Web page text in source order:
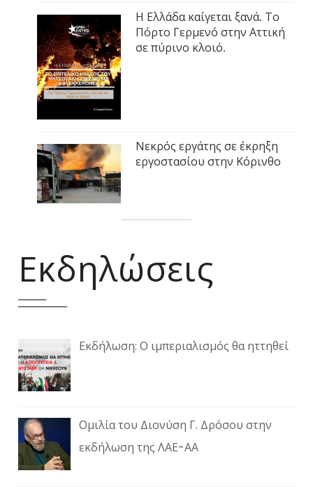
Η Ελλάδα καίγεται ξανά. Το
Πόρτο Γερμενό στην Αττική
σε πύρινο κλοιό.
Νεκρός εργάτης σε έκρηξη
εργοστασίου στην Κόρινθο
Εκδηλώσεις
Εκδήλωση: Ο ιμπεριαλισμός θα ηττηθεί
Ομιλία του Διονύση Γ. Δρόσου στην
εκδήλωση της ΛΑΕ-ΑΑ